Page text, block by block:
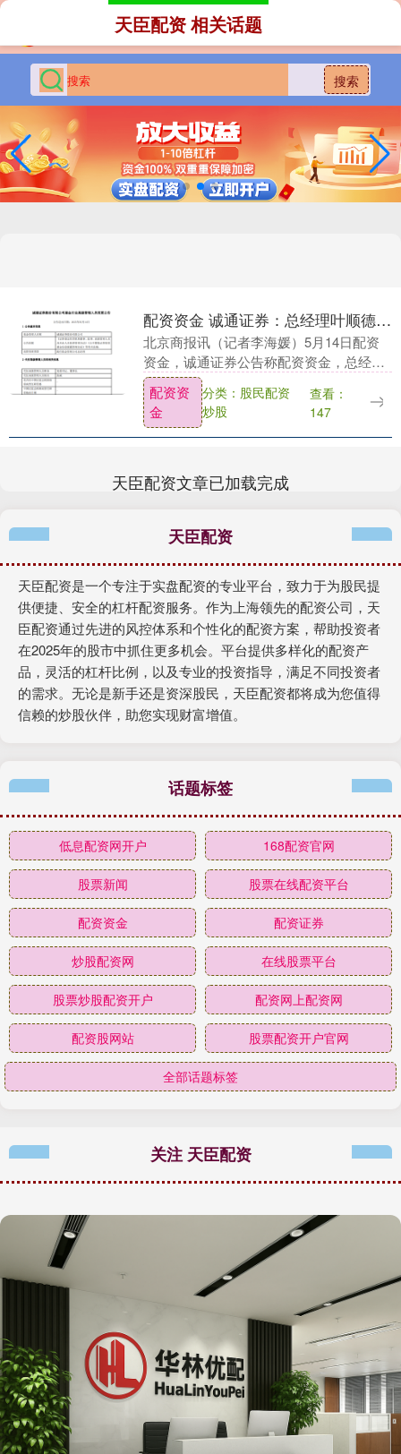
搜索
天臣配资 相关话题
配资资金 诚通证券：总经理叶顺德因工作需要离任
北京商报讯（记者李海媛）5月14日配资
资金，诚通证券公告称配资资金，总经理
叶顺德因工作需要于5月12日离任，由公
司党委书记、董事长张威暂时代任总经理
一职。....
配资资
金
分类：股民配资
炒股
查看：
147
天臣配资文章已加载完成
天臣配资
天臣配资是一个专注于实盘配资的专业平台，致力于为股民提
供便捷、安全的杠杆配资服务。作为上海领先的配资公司，天
臣配资通过先进的风控体系和个性化的配资方案，帮助投资者
在2025年的股市中抓住更多机会。平台提供多样化的配资产
品，灵活的杠杆比例，以及专业的投资指导，满足不同投资者
的需求。无论是新手还是资深股民，天臣配资都将成为您值得
信赖的炒股伙伴，助您实现财富增值。
话题标签
低息配资网开户 168配资官网
股票新闻 股票在线配资平台
配资资金 配资证券
炒股配资网 在线股票平台
股票炒股配资开户 配资网上配资网
配资股网站 股票配资开户官网
全部话题标签
关注 天臣配资